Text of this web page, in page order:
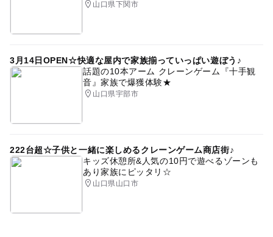
山口県下関市
3月14日OPEN☆快適な屋内で家族揃っていっぱい遊ぼう♪
話題の10本アーム クレーンゲーム『十手観
音』家族で爆獲体験★
山口県宇部市
222台超☆子供と一緒に楽しめるクレーンゲーム商店街♪
キッズ休憩所&人気の10円で遊べるゾーンも
あり家族にピッタリ☆
山口県山口市